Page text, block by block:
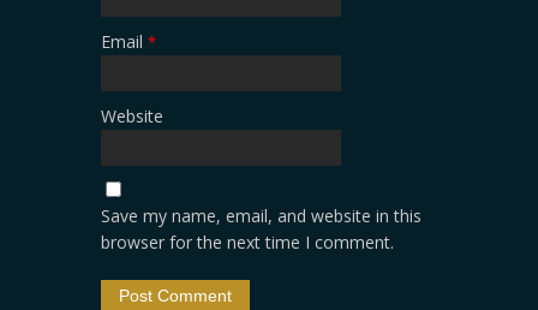
Email *
Website
Save my name, email, and website in this
browser for the next time I comment.